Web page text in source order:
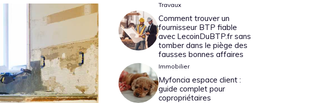
Travaux
Comment trouver un
fournisseur BTP fiable
avec LecoinDuBTP.fr sans
tomber dans le piège des
fausses bonnes affaires
Immobilier
Myfoncia espace client :
guide complet pour
copropriétaires